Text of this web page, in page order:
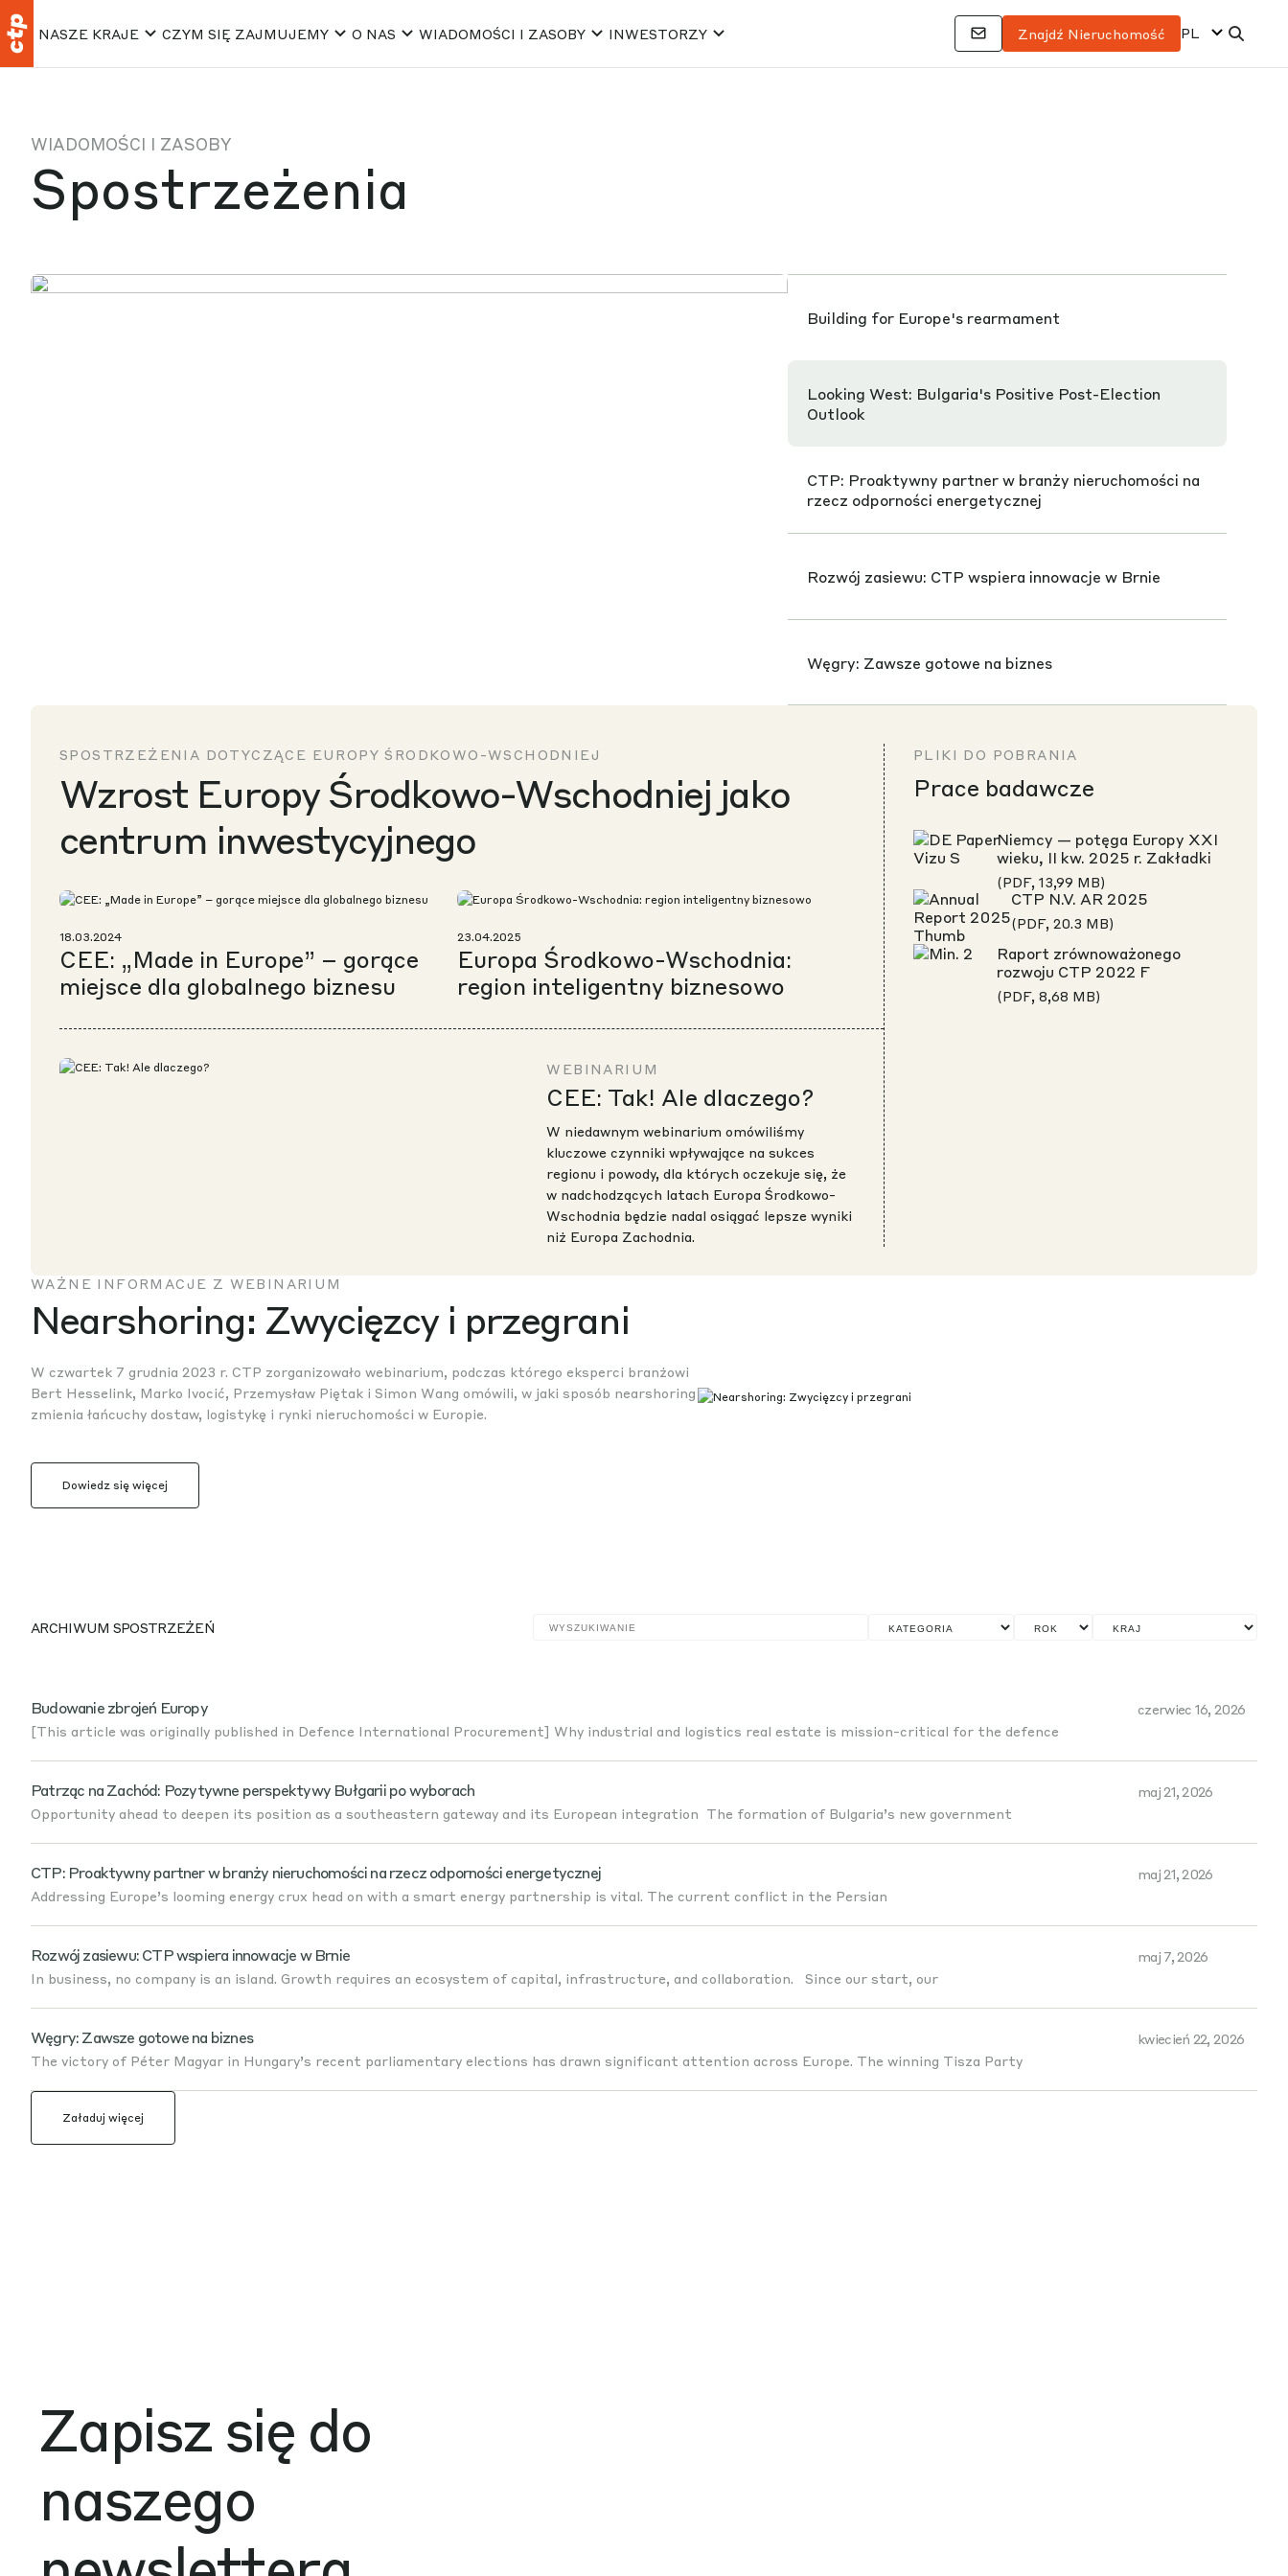
NASZE KRAJE CZYM SIĘ ZAJMUJEMY O NAS WIADOMOŚCI I ZASOBY INWESTORZY Znajdź Nieruchomość PL
WIADOMOŚCI I ZASOBY
Spostrzeżenia
Building for Europe's rearmament
Looking West: Bulgaria's Positive Post-Election
Outlook
CTP: Proaktywny partner w branży nieruchomości na
rzecz odporności energetycznej
Rozwój zasiewu: CTP wspiera innowacje w Brnie
Węgry: Zawsze gotowe na biznes
niepewnym świecie
MIPIM 2026: Otwarte dla biznesu
Pod obiektywem: Tereny poprzemysłowe z
Raphaelem Thiessenem
Niemcy: potęga Europy XXI wieku
CEE: EUROPA ŚRODKOWA I WSCHODNIA: REGION
DLA BIZNESU
Pod lupą: Budowa na zamówienie
SPOSTRZEŻENIA DOTYCZĄCE EUROPY ŚRODKOWO-WSCHODNIEJ
Wzrost Europy Środkowo-Wschodniej jako
centrum inwestycyjnego
18.03.2024
CEE: „Made in Europe” – gorące
miejsce dla globalnego biznesu
23.04.2025
Europa Środkowo-Wschodnia:
region inteligentny biznesowo
WEBINARIUM
CEE: Tak! Ale dlaczego?
W niedawnym webinarium omówiliśmy
kluczowe czynniki wpływające na sukces
regionu i powody, dla których oczekuje się, że
w nadchodzących latach Europa Środkowo-
Wschodnia będzie nadal osiągać lepsze wyniki
niż Europa Zachodnia.
PLIKI DO POBRANIA
Prace badawcze
Niemcy — potęga Europy XXI
wieku, II kw. 2025 r. Zakładki
(PDF, 13,99 MB)
CTP N.V. AR 2025
(PDF, 20.3 MB)
Raport zrównoważonego
rozwoju CTP 2022 F
(PDF, 8,68 MB)
WAŻNE INFORMACJE Z WEBINARIUM
Nearshoring: Zwycięzcy i przegrani
W czwartek 7 grudnia 2023 r. CTP zorganizowało webinarium, podczas którego eksperci branżowi
Bert Hesselink, Marko Ivocić, Przemysław Piętak i Simon Wang omówili, w jaki sposób nearshoring
zmienia łańcuchy dostaw, logistykę i rynki nieruchomości w Europie.
Dowiedz się więcej
ARCHIWUM SPOSTRZEŻEŃ
Budowanie zbrojeń Europy
[This article was originally published in Defence International Procurement] Why industrial and logistics real estate is mission-critical for the defence
czerwiec 16, 2026
Patrząc na Zachód: Pozytywne perspektywy Bułgarii po wyborach
Opportunity ahead to deepen its position as a southeastern gateway and its European integration The formation of Bulgaria’s new government
maj 21, 2026
CTP: Proaktywny partner w branży nieruchomości na rzecz odporności energetycznej
Addressing Europe’s looming energy crux head on with a smart energy partnership is vital. The current conflict in the Persian
maj 21, 2026
Rozwój zasiewu: CTP wspiera innowacje w Brnie
In business, no company is an island. Growth requires an ecosystem of capital, infrastructure, and collaboration. Since our start, our
maj 7, 2026
Węgry: Zawsze gotowe na biznes
The victory of Péter Magyar in Hungary’s recent parliamentary elections has drawn significant attention across Europe. The winning Tisza Party
kwiecień 22, 2026
Załaduj więcej
Zapisz się do
naszego